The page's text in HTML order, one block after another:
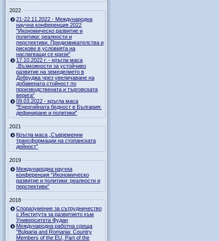
2022
21-22.11.2022 - Международна
научна конференция 2022
"Икономическо развитие и
политики: реалности и
перспективи. Предизвикателства и
рискове в условията на
наслагващи се кризи"
17.10.2022 г. - кръгла маса
„Възможности за устойчиво
развитие на земеделието в
Добруджа чрез увеличаване на
добавената стойност по
производствената и търговската
верига“
09.03.2022 - кръгла маса
"Енергийната бедност в България:
дефиниране и политики"
2021
Кръгла маса „Съвременни
трансформации на стопанската
дейност”
2019
Международна научна
конференция “Икономическо
развитие и политики: реалности и
перспективи”
2018
Споразумение за сътрудничество
с Института за развитието към
Университета Фудан
Международна работна среща
"Bulgaria and Romania: Country
Members of the EU, Part of the